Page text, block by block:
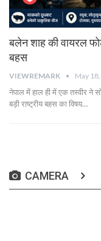
बलेन शाह की वायरल
बहस
VIEWREMARK May
नेपाल में हाल ही में एक तस्वीर ने
बड़ी राष्ट्रीय बहस का विषय…
CAMERA